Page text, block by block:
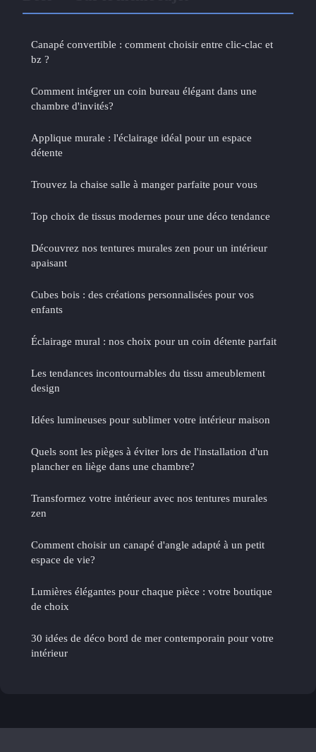
Canapé convertible : comment choisir entre clic-clac et
bz ?
Comment intégrer un coin bureau élégant dans une
chambre d'invités?
Applique murale : l'éclairage idéal pour un espace
détente
Trouvez la chaise salle à manger parfaite pour vous
Top choix de tissus modernes pour une déco tendance
Découvrez nos tentures murales zen pour un intérieur
apaisant
Cubes bois : des créations personnalisées pour vos
enfants
Éclairage mural : nos choix pour un coin détente parfait
Les tendances incontournables du tissu ameublement
design
Idées lumineuses pour sublimer votre intérieur maison
Quels sont les pièges à éviter lors de l'installation d'un
plancher en liège dans une chambre?
Transformez votre intérieur avec nos tentures murales
zen
Comment choisir un canapé d'angle adapté à un petit
espace de vie?
Lumières élégantes pour chaque pièce : votre boutique
de choix
30 idées de déco bord de mer contemporain pour votre
intérieur